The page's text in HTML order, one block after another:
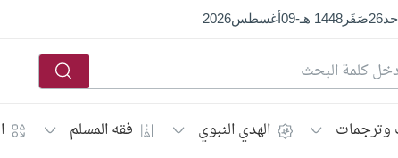
26صَفَر1448 هـ -
09أغسطس2026
الهدي النبوي فقه المسلم